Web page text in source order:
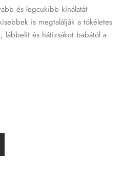
és legcukibb kínálatát
is megtalálják a tökéletes
lábbelit és hátizsákot babától a